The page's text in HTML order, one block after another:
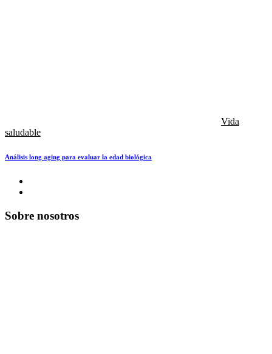
Vida
saludable
Análisis long aging para evaluar la edad biológica
Sobre nosotros